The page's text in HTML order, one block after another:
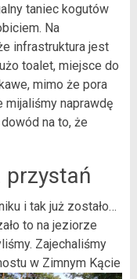
taniec kogutów
Na
infrastruktura jest
toalet, miejsce do
mimo że pora
mijaliśmy naprawdę
na to, że
przystań
i tak już zostało…
to na jeziorze
Zajechaliśmy
w Zimnym Kącie